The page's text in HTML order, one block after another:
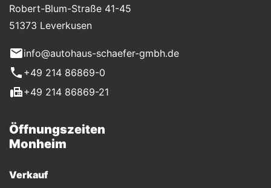
Robert-Blum-Straße 41-45
51373 Leverkusen
info@autohaus-schaefer-gmbh.de
+49 214 86869-0
+49 214 86869-21
Öffnungszeiten
Monheim
Verkauf